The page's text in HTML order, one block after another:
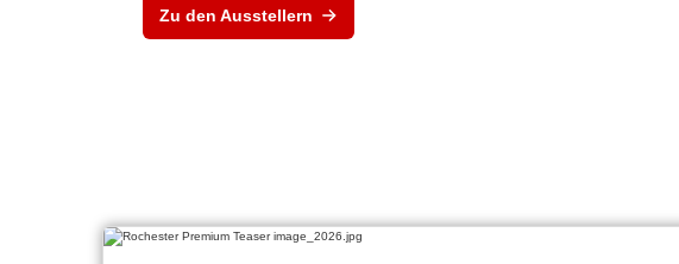
Zu den Ausstellern